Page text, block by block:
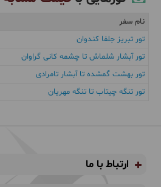
نام سفر
تور تبریز جلفا کندوان
تور آبشار شلماش تا چشمه کانی گراوان
تور بهشت گمشده تا آبشار تامرادی
تور تنگه چیتاب تا تنگه مهریان
ارتباط با ما